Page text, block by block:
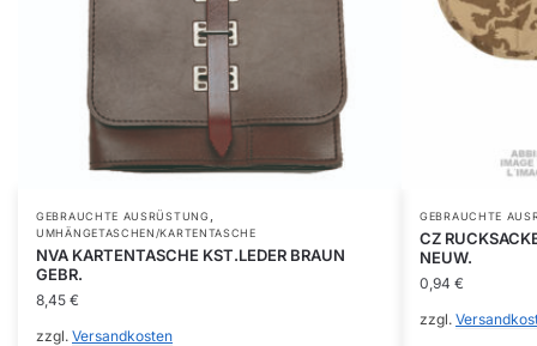
GEBRAUCHTE AUSRÜSTUNG,
UMHÄNGETASCHEN/KARTENTASCHE
NVA KARTENTASCHE KST.LEDER BRAUN
GEBR.
8,45 €
zzgl. Versandkosten
GEBRAUCHTE
CZ
NEUW.
0,94 €
zzgl.